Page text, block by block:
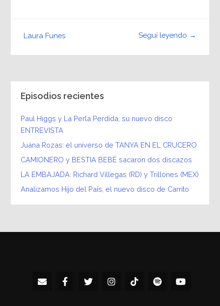
Seguí leyendo →
Laura Funes
Episodios recientes
Paul Higgs y La Perla Perdida, su nuevo disco
ENTREVISTA
Juana Rozas: el universo de TANYA EN EL CRUCERO
CAMIONERO y BESTIA BEBÉ sacaron dos discazos
LA EMBAJADA: Richard Villegas (RD) y Trillones (MEX)
Analizamos Hijo del País, el nuevo disco de Carrito